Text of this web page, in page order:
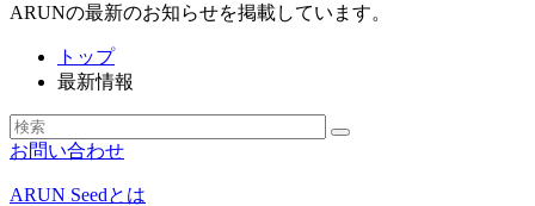
ARUNの最新のお知らせを掲載しています。
トップ
最新情報
お問い合わせ
ARUN Seedとは